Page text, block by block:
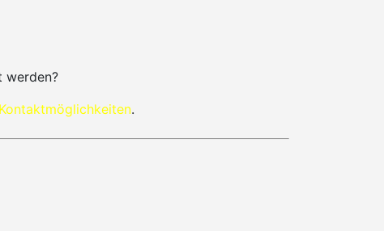
werden?
Kontaktmöglichkeiten.